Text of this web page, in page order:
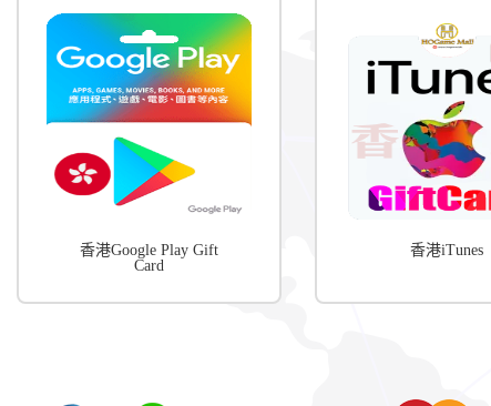
香港Google Play Gift
Card
香港iTunes